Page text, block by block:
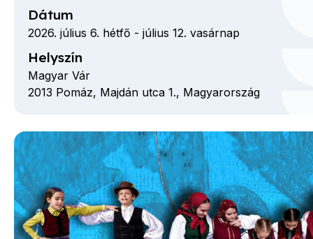
Dátum
2026. július 6. hétfő - július 12. vasárnap
Helyszín
Magyar Vár
2013 Pomáz, Majdán utca 1., Magyarország